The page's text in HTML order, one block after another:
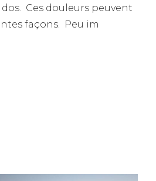
Ces douleurs peuvent
façons. Peu im